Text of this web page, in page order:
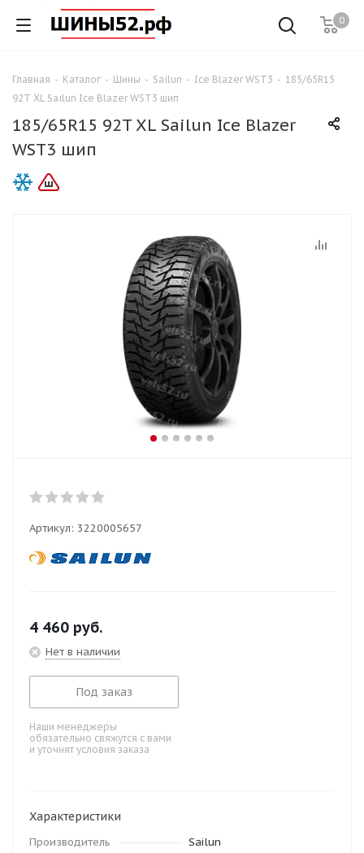
0
Главная - Каталог - Шины - Sailun - Ice Blazer WST3 - 185/65R15
92T XL Sailun Ice Blazer WST3 шип
185/65R15 92T XL Sailun Ice Blazer
WST3 шип
Артикул: 3220005657
4 460 руб.
Нет в наличии
Под заказ
Наши менеджеры
обязательно свяжутся с вами
и уточнят условия заказа
Характеристики
Производитель
Sailun